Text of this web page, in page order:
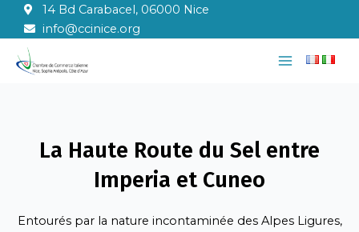
contenu
14 Bd Carabacel, 06000 Nice
info@ccinice.org
Main
La Haute Route du Sel entre
Imperia et Cuneo
Entourés par la nature incontaminée des Alpes Ligures,